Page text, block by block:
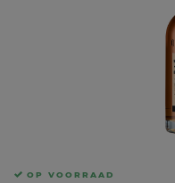
OP VOORRAAD